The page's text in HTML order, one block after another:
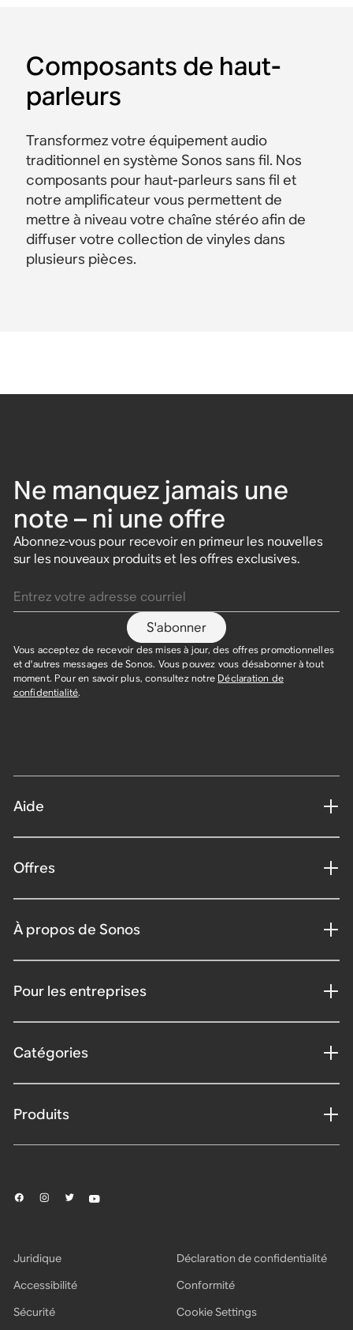
Composants de haut-
parleurs
Transformez votre équipement audio
traditionnel en système Sonos sans fil. Nos
composants pour haut-parleurs sans fil et
notre amplificateur vous permettent de
mettre à niveau votre chaîne stéréo afin de
diffuser votre collection de vinyles dans
plusieurs pièces.
Ne manquez jamais une
note – ni une offre
Abonnez-vous pour recevoir en primeur les nouvelles
sur les nouveaux produits et les offres exclusives.
S'abonner
Vous acceptez de recevoir des mises à jour, des offres promotionnelles
et d'autres messages de Sonos. Vous pouvez vous désabonner à tout
moment. Pour en savoir plus, consultez notre Déclaration de
confidentialité.
Aide
Offres
À propos de Sonos
Pour les entreprises
Catégories
Produits
Juridique
Déclaration de confidentialité
Accessibilité
Conformité
Sécurité
Cookie Settings